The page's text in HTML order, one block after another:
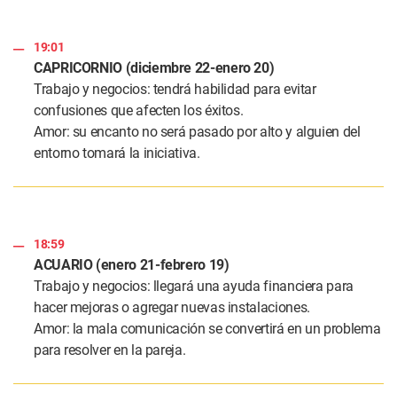
19:01
CAPRICORNIO (diciembre 22-enero 20)
Trabajo y negocios: tendrá habilidad para evitar
confusiones que afecten los éxitos.
Amor: su encanto no será pasado por alto y alguien del
entorno tomará la iniciativa.
18:59
ACUARIO (enero 21-febrero 19)
Trabajo y negocios: llegará una ayuda financiera para
hacer mejoras o agregar nuevas instalaciones.
Amor: la mala comunicación se convertirá en un problema
para resolver en la pareja.